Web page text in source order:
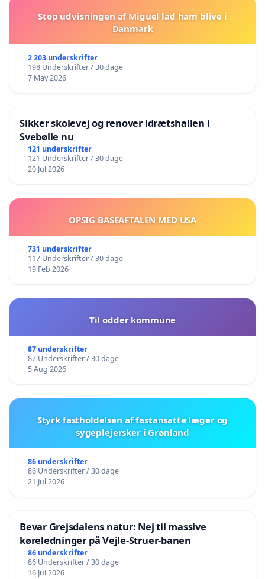
Stop udvisningen af Miguel lad ham blive i
Danmark
2 203 underskrifter
198 Underskrifter / 30 dage
7 May 2026
Sikker skolevej og renover idrætshallen i
Svebølle nu
121 underskrifter
121 Underskrifter / 30 dage
20 Jul 2026
OPSIG BASEAFTALEN MED USA
731 underskrifter
117 Underskrifter / 30 dage
19 Feb 2026
Til odder kommune
87 underskrifter
87 Underskrifter / 30 dage
5 Aug 2026
Styrk fastholdelsen af fastansatte læger og
sygeplejersker i Grønland
86 underskrifter
86 Underskrifter / 30 dage
21 Jul 2026
Bevar Grejsdalens natur: Nej til massive
køreledninger på Vejle-Struer-banen
86 underskrifter
86 Underskrifter / 30 dage
16 Jul 2026